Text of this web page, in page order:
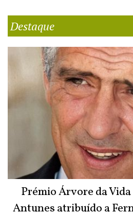
Destaque
Prémio Árvore da
Antunes atribuído a